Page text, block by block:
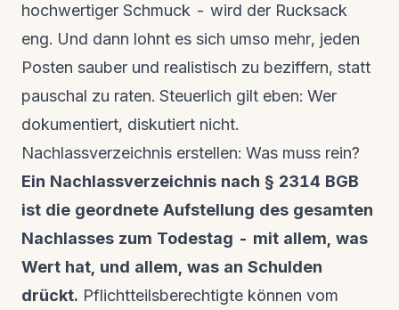
hochwertiger Schmuck - wird der Rucksack
eng. Und dann lohnt es sich umso mehr, jeden
Posten sauber und realistisch zu beziffern, statt
pauschal zu raten. Steuerlich gilt eben: Wer
dokumentiert, diskutiert nicht.
Nachlassverzeichnis erstellen: Was muss rein?
Ein Nachlassverzeichnis nach § 2314 BGB
ist die geordnete Aufstellung des gesamten
Nachlasses zum Todestag - mit allem, was
Wert hat, und allem, was an Schulden
drückt. Pflichtteilsberechtigte können vom